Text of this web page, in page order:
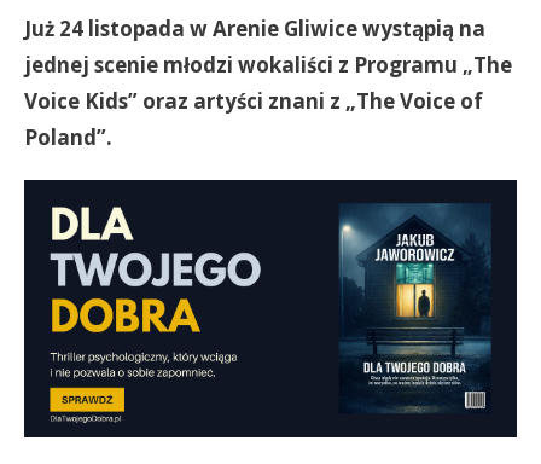
Już 24 listopada w Arenie Gliwice wystąpią na
jednej scenie młodzi wokaliści z Programu „The
Voice Kids” oraz artyści znani z „The Voice of
Poland”.